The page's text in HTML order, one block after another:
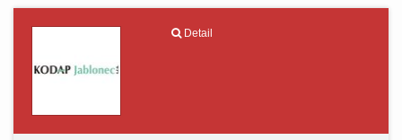
Detail